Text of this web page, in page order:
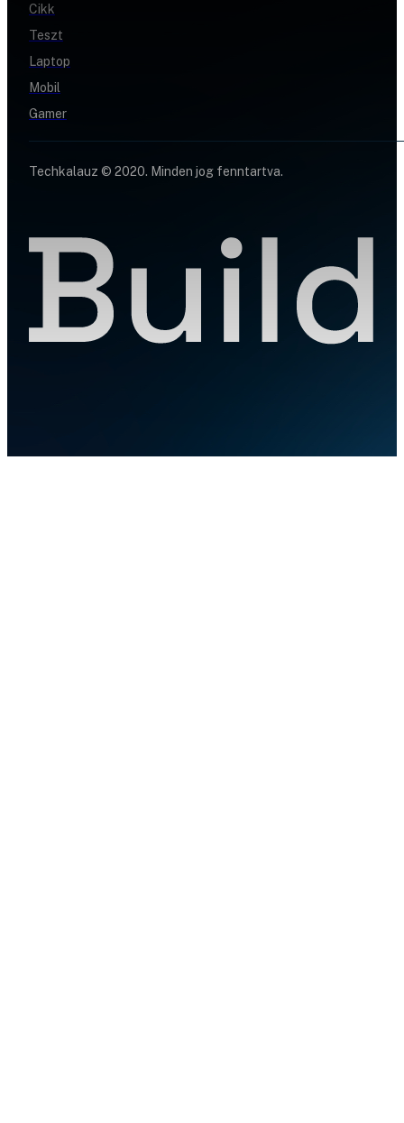
Cikk
Teszt
Laptop
Mobil
Gamer
Techkalauz © 2020. Minden jog fenntartva.